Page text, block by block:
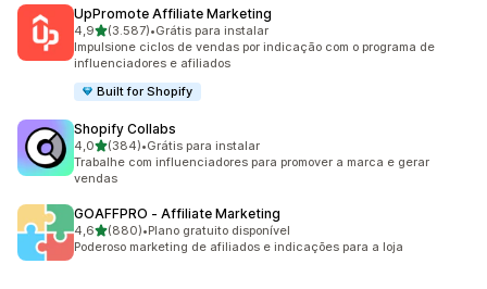
UpPromote Affiliate Marketing
4,9de 5 estrelas
(3.587)
3587 avaliações ao todo
•Grátis para instalar
Impulsione ciclos de vendas por indicação com o programa de
influenciadores e afiliados
Built for Shopify
Shopify Collabs
4,0de 5 estrelas
(384)
384 avaliações ao todo
•Grátis para instalar
Trabalhe com influenciadores para promover a marca e gerar
vendas
GOAFFPRO ‑ Affiliate Marketing
4,6de 5 estrelas
(880)
880 avaliações ao todo
•Plano gratuito disponível
Poderoso marketing de afiliados e indicações para a loja